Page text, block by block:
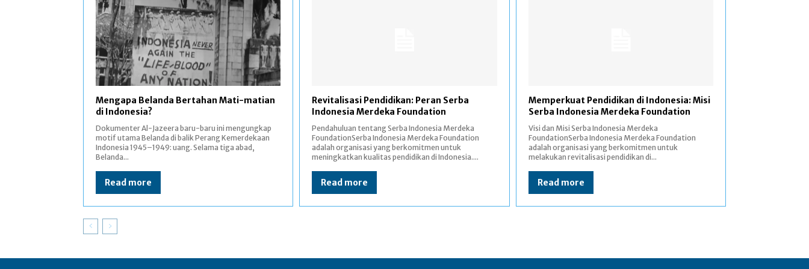
Mengapa Belanda Bertahan Mati-matian
di Indonesia?
Dokumenter Al-Jazeera baru-baru ini mengungkap
motif utama Belanda di balik Perang Kemerdekaan
Indonesia 1945–1949: uang. Selama tiga abad,
Belanda...
Read more
Revitalisasi Pendidikan: Peran Serba
Indonesia Merdeka Foundation
Pendahuluan tentang Serba Indonesia Merdeka
FoundationSerba Indonesia Merdeka Foundation
adalah organisasi yang berkomitmen untuk
meningkatkan kualitas pendidikan di Indonesia....
Read more
Memperkuat Pendidikan di Indonesia: Misi
Serba Indonesia Merdeka Foundation
Visi dan Misi Serba Indonesia Merdeka
FoundationSerba Indonesia Merdeka Foundation
adalah organisasi yang berkomitmen untuk
melakukan revitalisasi pendidikan di...
Read more